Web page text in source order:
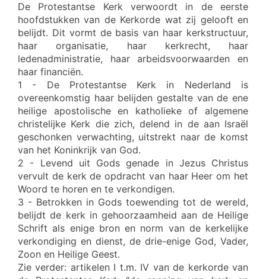
De Protestantse Kerk verwoordt in de eerste
hoofdstukken van de Kerkorde wat zij gelooft en
belijdt. Dit vormt de basis van haar kerkstructuur,
haar organisatie, haar kerkrecht, haar
ledenadministratie, haar arbeidsvoorwaarden en
haar financiën.
1 - De Protestantse Kerk in Nederland is
overeenkomstig haar belijden gestalte van de ene
heilige apostolische en katholieke of algemene
christelijke Kerk die zich, delend in de aan Israël
geschonken verwachting, uitstrekt naar de komst
van het Koninkrijk van God.
2 - Levend uit Gods genade in Jezus Christus
vervult de kerk de opdracht van haar Heer om het
Woord te horen en te verkondigen.
3 - Betrokken in Gods toewending tot de wereld,
belijdt de kerk in gehoorzaamheid aan de Heilige
Schrift als enige bron en norm van de kerkelijke
verkondiging en dienst, de drie-enige God, Vader,
Zoon en Heilige Geest.
Zie verder: artikelen I t.m. IV van de kerkorde van